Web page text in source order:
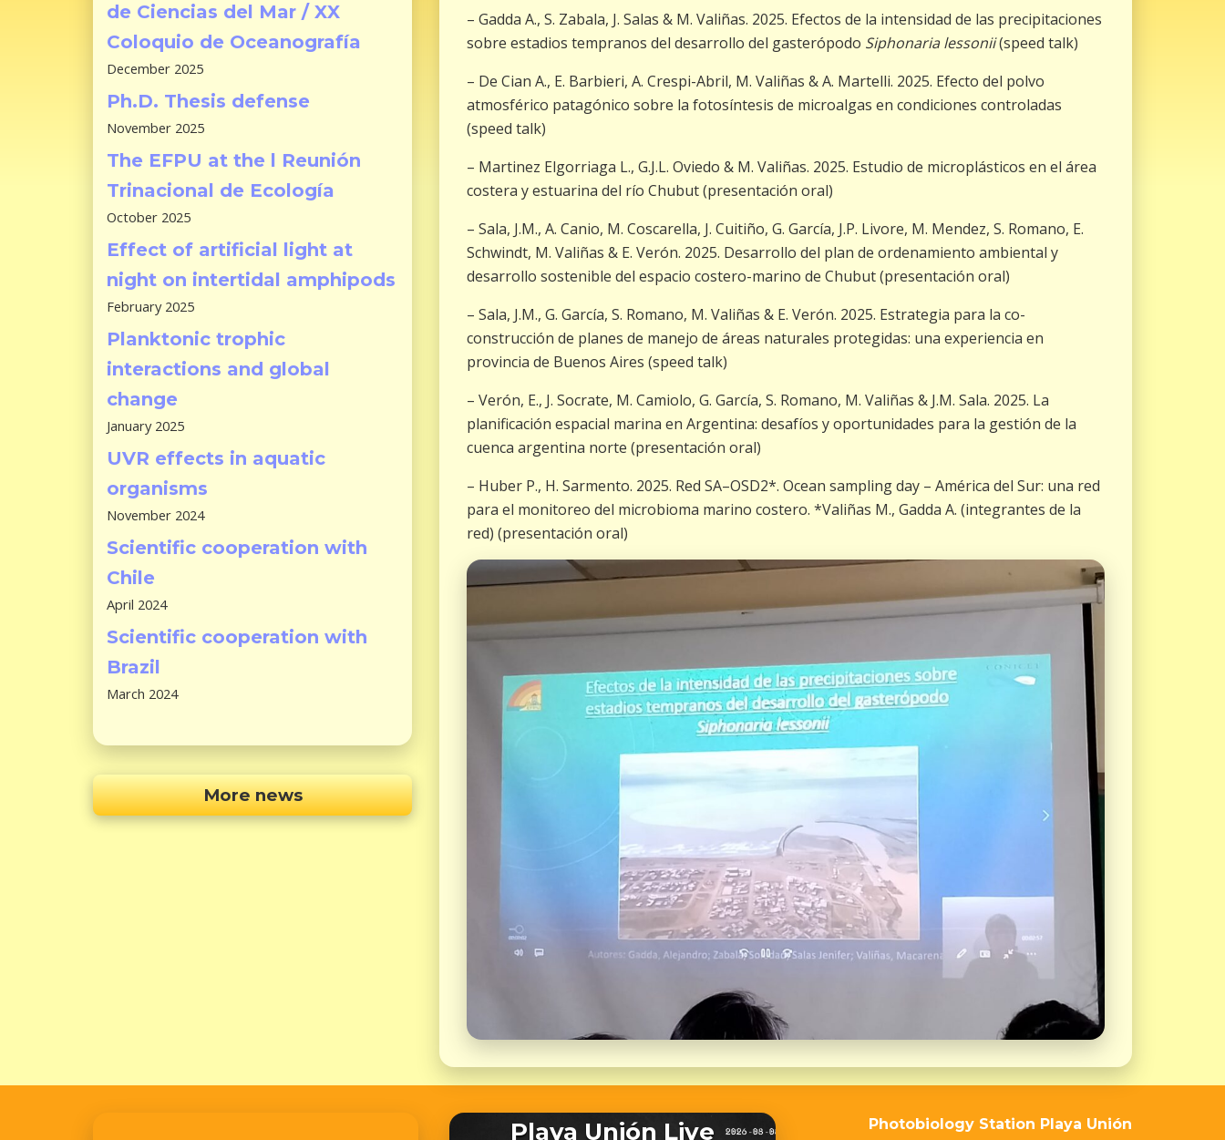
– Gadda A., S. Zabala, J. Salas & M. Valiñas. 2025. Efectos de la intensidad de las precipitaciones
sobre estadios tempranos del desarrollo del gasterópodo Siphonaria lessonii(speed talk)
– De Cian A., E. Barbieri, A. Crespi-Abril, M. Valiñas & A. Martelli. 2025. Efecto del polvo
atmosférico patagónico sobre la fotosíntesis de microalgas en condiciones controladas
(speed talk)
– Martinez Elgorriaga L., G.J.L. Oviedo & M. Valiñas. 2025. Estudio de microplásticos en el área
costera y estuarina del río Chubut (presentación oral)
– Sala, J.M., A. Canio, M. Coscarella, J. Cuitiño, G. García, J.P. Livore, M. Mendez, S. Romano, E.
Schwindt, M. Valiñas & E. Verón. 2025. Desarrollo del plan de ordenamiento ambiental y
desarrollo sostenible del espacio costero-marino de Chubut (presentación oral)
– Sala, J.M., G. García, S. Romano, M. Valiñas & E. Verón. 2025. Estrategia para la co-
construcción de planes de manejo de áreas naturales protegidas: una experiencia en
provincia de Buenos Aires (speed talk)
– Verón, E., J. Socrate, M. Camiolo, G. García, S. Romano, M. Valiñas & J.M. Sala. 2025. La
planificación espacial marina en Argentina: desafíos y oportunidades para la gestión de la
cuenca argentina norte (presentación oral)
– Huber P., H. Sarmento. 2025. Red SA–OSD2*. Ocean sampling day – América del Sur: una red
para el monitoreo del microbioma marino costero. *Valiñas M., Gadda A. (integrantes de la
red) (presentación oral)
de Ciencias del Mar / XX
Coloquio de Oceanografía
December 2025
Ph.D. Thesis defense
November 2025
The EFPU at the l Reunión
Trinacional de Ecología
October 2025
Effect of artificial light at
night on intertidal amphipods
February 2025
Planktonic trophic
interactions and global
change
January 2025
UVR effects in aquatic
organisms
November 2024
Scientific cooperation with
Chile
April 2024
Scientific cooperation with
Brazil
March 2024
More news
Playa Unión Live
Photobiology Station Playa Unión